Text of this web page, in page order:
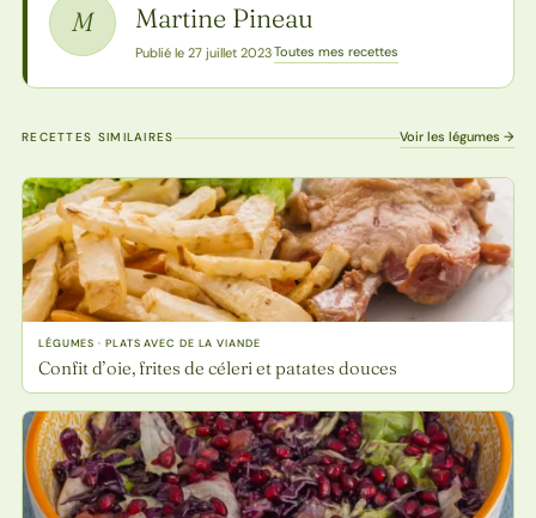
M Martine Pineau
Publié le 27 juillet 2023·Toutes mes recettes
RECETTES SIMILAIRES Voir les légumes →
LÉGUMES · PLATS AVEC DE LA VIANDE
Confit d’oie, frites de céleri et patates douces